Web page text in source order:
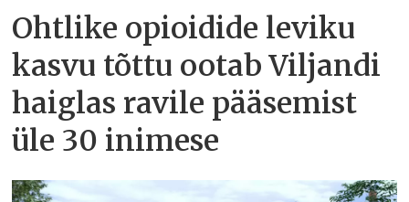
Ohtlike opioidide leviku
kasvu tõttu ootab Viljandi
haiglas ravile pääsemist
üle 30 inimese